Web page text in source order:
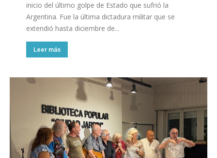
inicio del último golpe de Estado que sufrió la
Argentina. Fue la última dictadura militar que se
extendió hasta diciembre de...
Leer más